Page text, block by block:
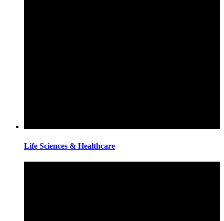
Life Sciences & Healthcare